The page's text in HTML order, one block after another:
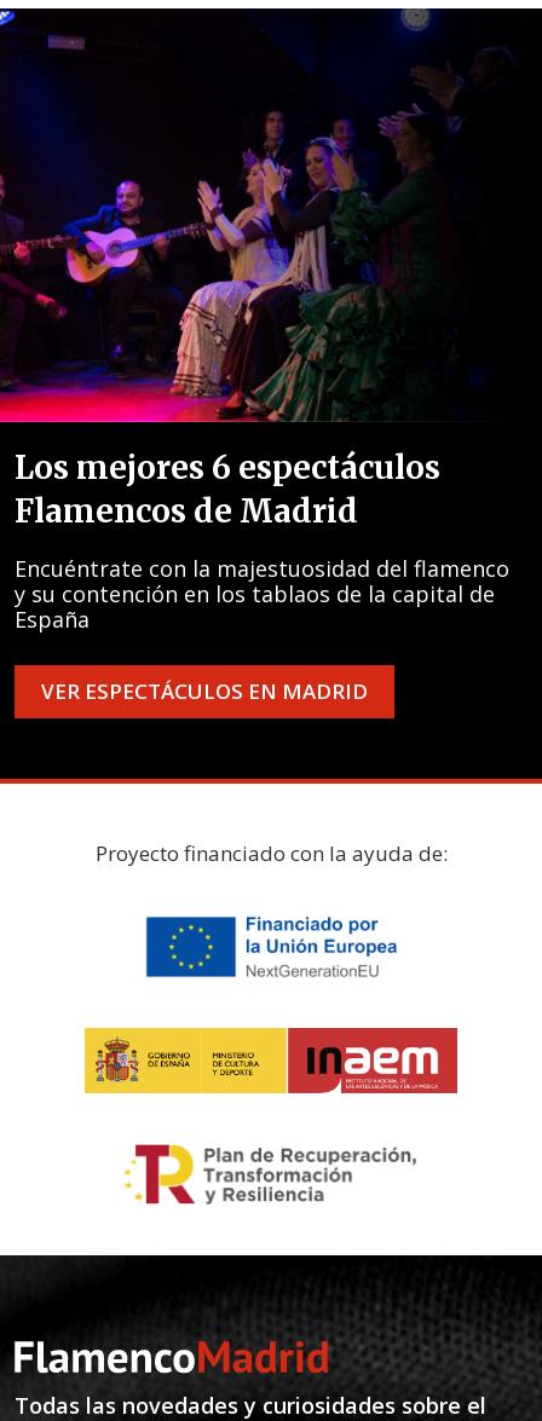
Los mejores 6 espectáculos
Flamencos de Madrid
Encuéntrate con la majestuosidad del flamenco
y su contención en los tablaos de la capital de
España
VER ESPECTÁCULOS EN MADRID
Proyecto financiado con la ayuda de:
Todas las novedades y curiosidades sobre el